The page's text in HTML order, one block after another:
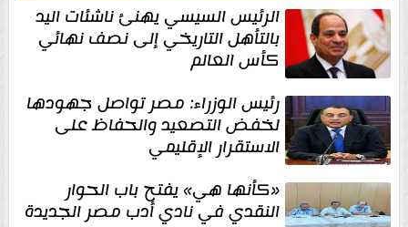
الرئيس السيسي يهنئ ناشئات اليد
بالتأهل التاريخي إلى نصف نهائي
كأس العالم
رئيس الوزراء: مصر تواصل جهودها
لخفض التصعيد والحفاظ على
الاستقرار الإقليمي
«كأنها هي» يفتح باب الحوار
النقدي في نادي أدب مصر الجديدة